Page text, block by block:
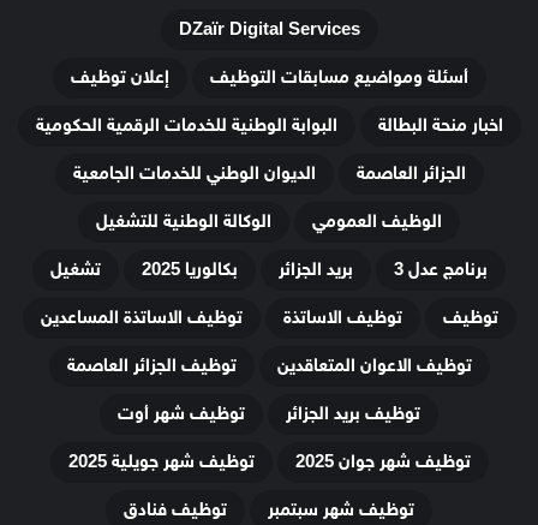
DZaïr Digital Services
أسئلة ومواضيع مسابقات التوظيف
إعلان توظيف
اخبار منحة البطالة
البوابة الوطنية للخدمات الرقمية الحكومية
الجزائر العاصمة
الديوان الوطني للخدمات الجامعية
الوظيف العمومي
الوكالة الوطنية للتشغيل
برنامج عدل 3
بريد الجزائر بكالوريا 2025
تشغيل
توظيف
توظيف الاساتذة
توظيف الاساتذة المساعدين
توظيف الاعوان المتعاقدين
توظيف الجزائر العاصمة
توظيف بريد الجزائر
توظيف شهر أوت
توظيف شهر جوان 2025
توظيف شهر جويلية 2025
توظيف شهر سبتمبر
توظيف فنادق